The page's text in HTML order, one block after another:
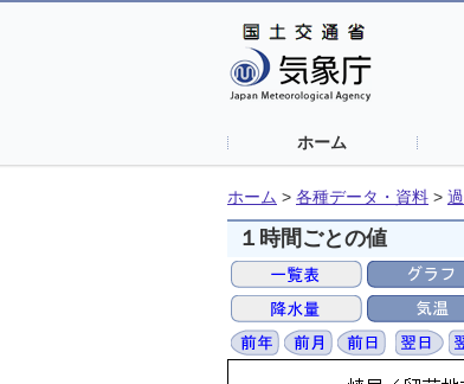
ホーム
ホーム > 各種データ・資料 >
１時間ごとの値